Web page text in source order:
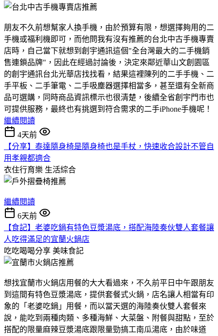
朋友不久前想幫家人換手機，由於預算有限，想選擇夠用的二
手機或福利機即可，而他問我有沒有推薦的台北中古手機專賣
店時，自己當下就想到創宇通訊這個"全台灣最大的二手機銷
售連鎖品牌"，因此在經過討論後，決定來鄰近華山文創園區
的創宇通訊台北光華店找找看，結果這裡陳列的二手手機、二
手平板、二手筆電、二手吸塵器選擇相當多，甚至還有全新商
品可選購，同時商品資訊標示也很清楚，後續全省創宇門市也
可提供服務，最終也有挑選到符合需求的二手iPhone手機呢！
繼續閱讀
4天前
【分享】泰達隨身椅是隨身椅也是手杖，快速收合設計不管自
用孝親都適合
衣住行育樂 生活綜合
繼續閱讀
6天前
【食記】老婆吃鍋有特色豆漿湯底，搭配海陸奏伙雙人套餐讓
人吃得滿足的宜蘭火鍋店
吃吃喝喝分享 美味食記
想找宜蘭市火鍋店用餐的大大看過來，不久前平日中午跟朋友
到這間有特色豆漿湯底，提供套餐式火鍋，店名讓人相當有印
象的「老婆吃鍋」用餐，而以當天選的海陸奏伙雙人套餐來
說，能吃到兩種肉類、多種海鮮、大菜盤、附餐與甜點，至於
搭配的限量麻辣豆漿湯底跟限量勁搞工南瓜湯底，由於味道